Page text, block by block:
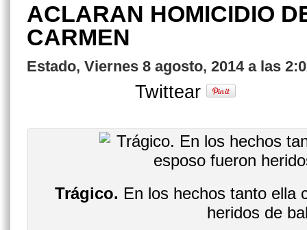
ACLARAN HOMICIDIO
CARMEN
Estado, Viernes 8 agosto, 2014 a las
Twittear
Trágico. En los hechos tanto ella
heridos de